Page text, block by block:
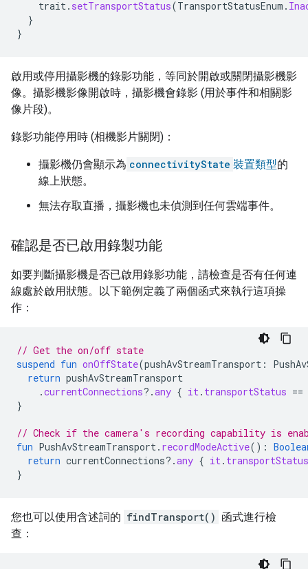
trait. setTransportStatus(TransportStatusEnum .
}
}
啟用或停用攝影機的錄影功能，等同於開啟或關閉攝影機影
像。攝影機影像開啟時，攝影機會錄影 (用於事件和相關影
像片段)。
錄影功能停用時 (相機影片關閉)：
攝影機仍會顯示為 connectivityState 裝置類型的
線上狀態。
無法存取直播，攝影機也未偵測到任何雲端事件。
確認是否已啟用錄製功能
如要判斷攝影機是否已啟用錄影功能，請檢查是否有任何連
線處於啟用狀態。以下範例定義了兩個函式來執行這項操
作：
// Get the on/off state
suspend fun onOffState(pushAvStreamTransport :
return pushAvStreamTransport
.currentConnections?.any { it. transportStatus ==
}
// Check if the camera's recording capability is
fun PushAvStreamTransport. recordModeActive():
return currentConnections?.any { it. transportStatus
}
您也可以使用含述詞的 findTransport() 函式進行檢
查：